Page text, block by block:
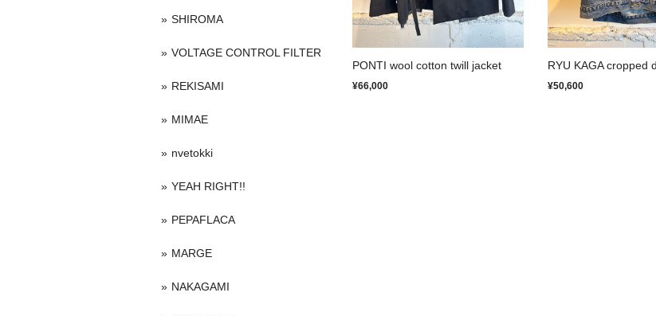
PONTI wool cotton twill jacket
¥66,000
RYU KAGA cropped
¥50,600
SHIROMA
VOLTAGE CONTROL FILTER
REKISAMI
MIMAE
nvetokki
YEAH RIGHT!!
PEPAFLACA
MARGE
NAKAGAMI